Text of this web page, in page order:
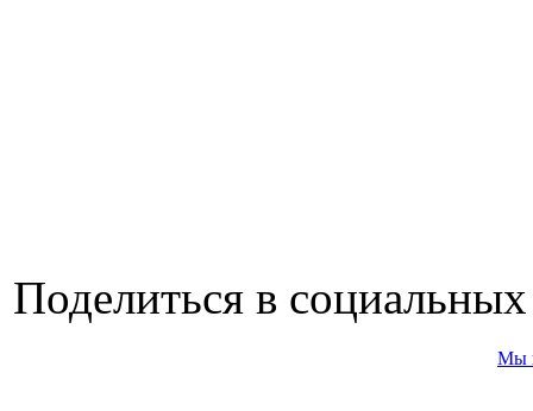
Поделиться в социальных
Мы